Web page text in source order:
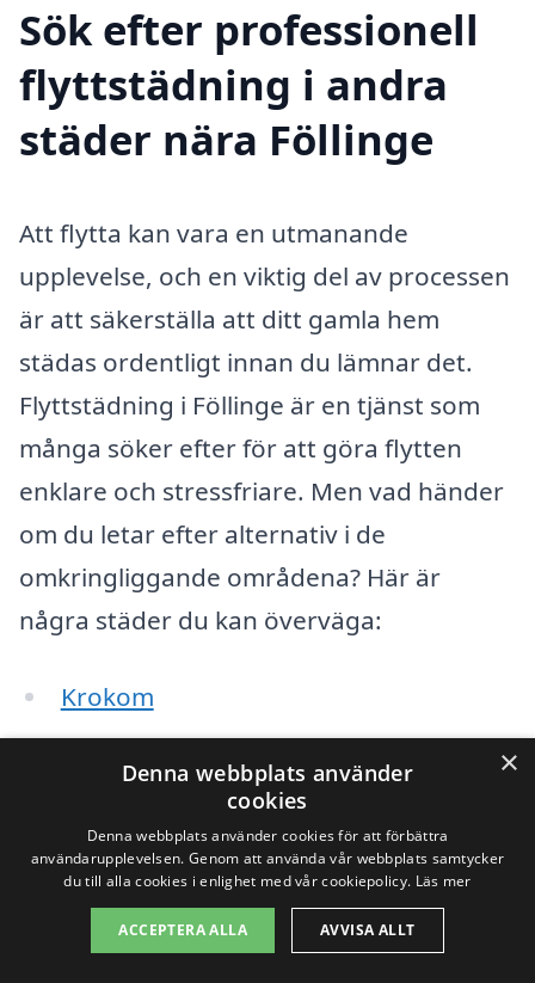
Sök efter professionell
flyttstädning i andra
städer nära Föllinge
Att flytta kan vara en utmanande
upplevelse, och en viktig del av processen
är att säkerställa att ditt gamla hem
städas ordentligt innan du lämnar det.
Flyttstädning i Föllinge är en tjänst som
många söker efter för att göra flytten
enklare och stressfriare. Men vad händer
om du letar efter alternativ i de
omkringliggande områdena? Här är
några städer du kan överväga:
Krokom
Frövi
Lidsjöberg
×
Denna webbplats använder
cookies
Denna webbplats använder cookies för att förbättra
användarupplevelsen. Genom att använda vår webbplats samtycker
du till alla cookies i enlighet med vår cookiepolicy. Läs mer
ACCEPTERA ALLA AVVISA ALLT